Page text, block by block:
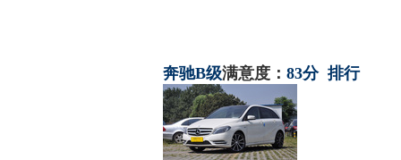
奔驰B级满意度： 83分 排行